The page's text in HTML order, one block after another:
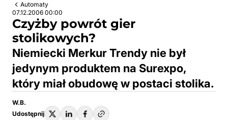
Automaty
07.12.2006 00:00
Czyżby powrót gier
stolikowych?
Niemiecki Merkur Trendy nie był
jedynym produktem na Surexpo,
który miał obudowę w postaci stolika.
W.B.
Udostępnij